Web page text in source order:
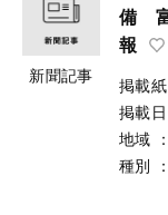
新聞記事
備 富
報
掲載紙
掲載日
地域
：
種別
：